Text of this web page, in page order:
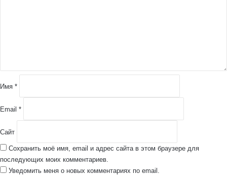
и
йИмя *
Email *
Сайт
Сохранить моё имя, email и адрес сайта в этом браузере для
последующих моих комментариев.
Уведомить меня о новых комментариях по email.